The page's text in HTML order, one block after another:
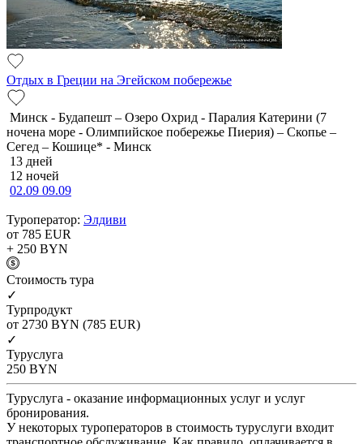
Отдых в Греции на Эгейском побережье
Минск - Будапешт – Озеро Охрид - Паралия Катерини (7
ночена море - Олимпийское побережье Пиерия) – Скопье –
Сегед – Кошице* - Минск
13 дней
12 ночей
02.09 09.09
Туроператор: Элдиви
от 785 EUR
+ 250 BYN
Cтоимость тура
✓
Турпродукт
от 2730 BYN (785 EUR)
✓
Туруслуга
250 BYN
Туруслуга - оказание информационных услуг и услуг
бронирования.
У некоторых туроператоров в стоимость туруслуги входит